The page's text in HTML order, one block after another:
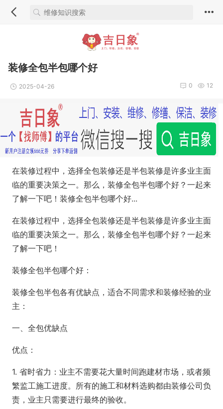
装修全包半包哪个好
2025-04-26 12
0
在装修过程中，选择全包装修还是半包装修是许多业主面
临的重要决策之一。那么，装修全包半包哪个好？一起来
了解一下吧！装修全包半包哪个好...
在装修过程中，选择全包装修还是半包装修是许多业主面
临的重要决策之一。那么，装修全包半包哪个好？一起来
了解一下吧！
装修全包半包哪个好：
装修全包半包各有优缺点，适合不同需求和装修经验的业
主：
一、全包优缺点
优点：
1. 省时省力：业主不需要花大量时间跑建材市场，或者频
繁监工施工进度。所有的施工和材料选购都由装修公司负
责，业主只需要进行最终的验收。